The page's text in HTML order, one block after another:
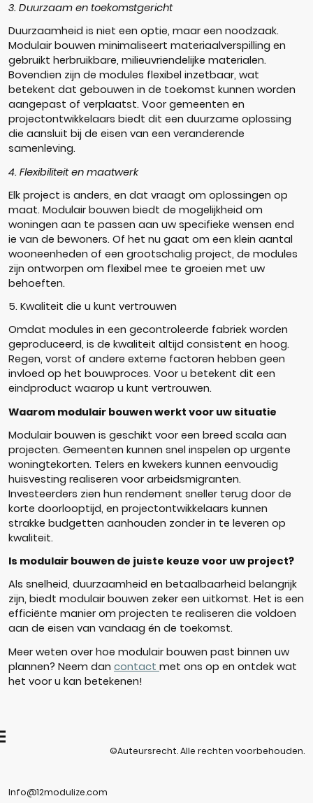
3. Duurzaam en toekomstgericht
Duurzaamheid is niet een optie, maar een noodzaak.
Modulair bouwen minimaliseert materiaalverspilling en
gebruikt herbruikbare, milieuvriendelijke materialen.
Bovendien zijn de modules flexibel inzetbaar, wat
betekent dat gebouwen in de toekomst kunnen worden
aangepast of verplaatst. Voor gemeenten en
projectontwikkelaars biedt dit een duurzame oplossing
die aansluit bij de eisen van een veranderende
samenleving.
4. Flexibiliteit en maatwerk
Elk project is anders, en dat vraagt om oplossingen op
maat. Modulair bouwen biedt de mogelijkheid om
woningen aan te passen aan uw specifieke wensen end
ie van de bewoners. Of het nu gaat om een klein aantal
wooneenheden of een grootschalig project, de modules
zijn ontworpen om flexibel mee te groeien met uw
behoeften.
5. Kwaliteit die u kunt vertrouwen
Omdat modules in een gecontroleerde fabriek worden
geproduceerd, is de kwaliteit altijd consistent en hoog.
Regen, vorst of andere externe factoren hebben geen
invloed op het bouwproces. Voor u betekent dit een
eindproduct waarop u kunt vertrouwen.
Waarom modulair bouwen werkt voor uw situatie
Modulair bouwen is geschikt voor een breed scala aan
projecten. Gemeenten kunnen snel inspelen op urgente
woningtekorten. Telers en kwekers kunnen eenvoudig
huisvesting realiseren voor arbeidsmigranten.
Investeerders zien hun rendement sneller terug door de
korte doorlooptijd, en projectontwikkelaars kunnen
strakke budgetten aanhouden zonder in te leveren op
kwaliteit.
Is modulair bouwen de juiste keuze voor uw project?
Als snelheid, duurzaamheid en betaalbaarheid belangrijk
zijn, biedt modulair bouwen zeker een uitkomst. Het is een
efficiënte manier om projecten te realiseren die voldoen
aan de eisen van vandaag én de toekomst.
Meer weten over hoe modulair bouwen past binnen uw
plannen? Neem dan contact met ons op en ontdek wat
het voor u kan betekenen!
©Auteursrecht. Alle rechten voorbehouden.
Info@12modulize.com